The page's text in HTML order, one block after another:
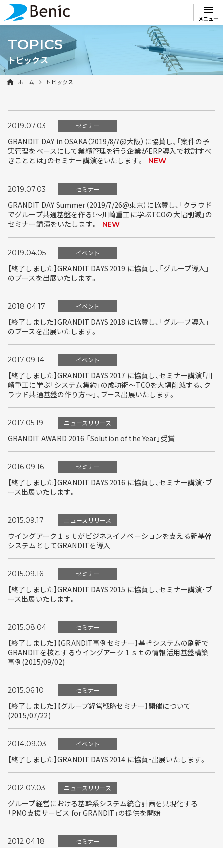
menu
メニュー
TOPICS
トピックス
ホーム トピックス
2019.07.03 セミナー
GRANDIT DAY in OSAKA（2019/8/7@大阪）に協賛し、「案件の予
実管理をベースにして業績管理を行う企業がERP導入で検討すべ
きこととは」のセミナー講演をいたします。
NEW
2019.07.03 セミナー
GRANDIT DAY Summer（2019/7/26@東京）に協賛し、「クラウド
でグループ共通基盤を作る！～川崎重工に学ぶTCOの大幅削減」の
セミナー講演をいたします。
NEW
2019.04.05 イベント
【終了しました】GRANDIT DAYS 2019 に協賛し、「グループ導入」
のブースを出展いたします。
2018.04.17 イベント
【終了しました】GRANDIT DAYS 2018 に協賛し、「グループ導入」
のブースを出展いたします。
2017.09.14 イベント
【終了しました】GRANDIT DAYS 2017 に協賛し、セミナー講演「川
崎重工に学ぶ「システム集約」の成功術～TCOを大幅削減する、ク
ラウド共通基盤の作り方～」、ブース出展いたします。
2017.05.19 ニュースリリース
GRANDIT AWARD 2016 「Solution of the Year」受賞
2016.09.16 セミナー
【終了しました】GRANDIT DAYS 2016 に協賛し、セミナー講演・ブ
ース出展いたします。
2015.09.17 ニュースリリース
ウイングアーク１ｓｔがビジネスイノベーションを支える新基幹
システムとしてGRANDITを導入
2015.09.16 セミナー
【終了しました】GRANDIT DAYS 2015 に協賛し、セミナー講演・ブ
ース出展いたします。
2015.08.04 セミナー
【終了しました】【GRANDIT事例セミナー】基幹システムの刷新で
GRANDITを核とするウイングアーク１ｓｔの情報活用基盤構築
事例(2015/09/02)
2015.06.10 セミナー
【終了しました】【グループ経営戦略セミナー】開催について
(2015/07/22)
2014.09.03 イベント
【終了しました】GRANDIT DAYS 2014 に協賛・出展いたします。
2012.07.03 ニュースリリース
グループ経営における基幹系システム統合計画を具現化する
「PMO支援サービス for GRANDIT」の提供を開始
2012.04.18 セミナー